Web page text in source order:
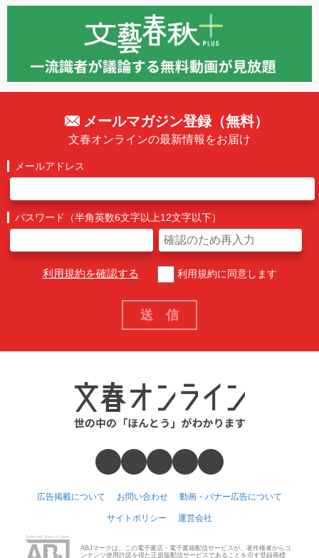
メールマガジン登録（無料）
文春オンラインの最新情報をお届け
メールアドレス
パスワード（半角英数6文字以上12文字以下）
利用規約を確認する 利用規約に同意します
広告掲載について お問い合わせ 動画・バナー広告について
サイトポリシー 運営会社
ABJマークは、この電子書店・電子書籍配信サービスが、著作権者からコ
ンテンツ使用許諾を得た正規版配信サービスであることを示す登録商標